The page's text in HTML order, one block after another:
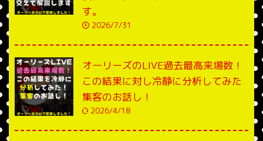
す。
2026/7/31
オーリーズのLIVE過去最高来場数！
この結果に対し冷静に分析してみた
集客のお話し！
2026/4/18